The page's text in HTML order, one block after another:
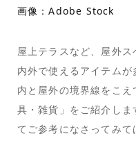
画像：Adobe Stock
屋上テラスなど、屋外
内外で使えるアイテム
内と屋外の境界線をこ
具・雑貨」をご紹介し
てご参考になさってみて